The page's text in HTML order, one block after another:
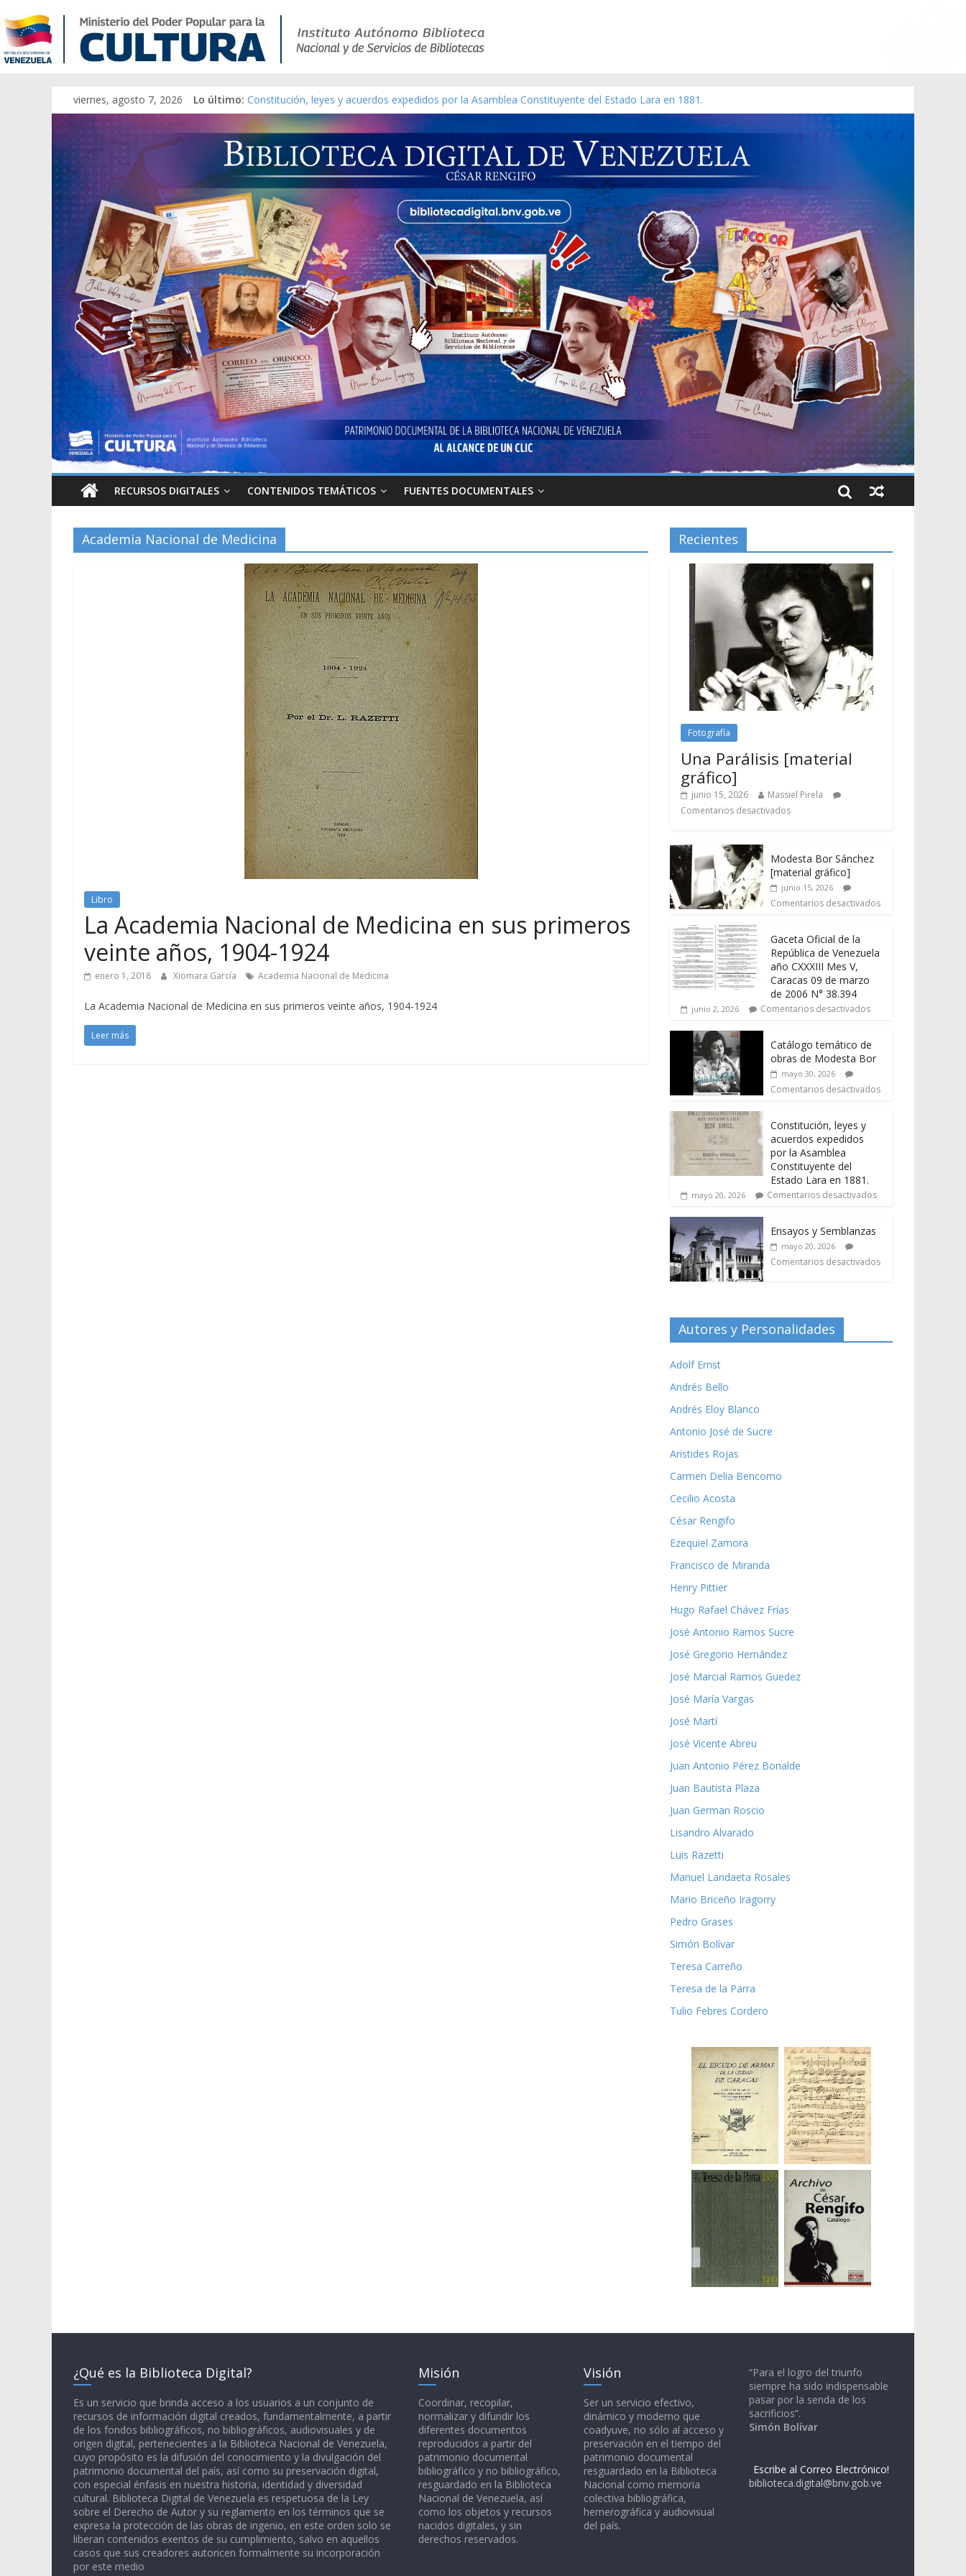
viernes, agosto 7, 2026 Lo último: Constitución, leyes y acuerdos expedidos por la Asamblea Constituyente del Estado Lara en 1881.
Una Parálisis [material gráfico]
Modesta Bor Sánchez [material gráfico]
Gaceta Oficial de la República de Venezuela año CXXXIII Mes V, Caracas 09 de marzo de 2006 N° 38.394
Catálogo temático de obras de Modesta Bor
RECURSOS DIGITALES CONTENIDOS TEMÁTICOS FUENTES DOCUMENTALES
Academia Nacional de Medicina
Libro
La Academia Nacional de Medicina en sus primeros
veinte años, 1904-1924
enero 1, 2018 Xiomara García Academia Nacional de Medicina
La Academia Nacional de Medicina en sus primeros veinte años, 1904-1924
Leer más
Recientes
Fotografía
Una Parálisis [material
gráfico]
junio 15, 2026
Massiel Pirela
Comentarios desactivados
Modesta Bor Sánchez
[material gráfico]
junio 15, 2026
Comentarios desactivados
Gaceta Oficial de la
República de Venezuela
año CXXXIII Mes V,
Caracas 09 de marzo
de 2006 N° 38.394
junio 2, 2026 Comentarios desactivados
Catálogo temático de
obras de Modesta Bor
mayo 30, 2026
Comentarios desactivados
Constitución, leyes y
acuerdos expedidos
por la Asamblea
Constituyente del
Estado Lara en 1881.
mayo 20, 2026 Comentarios desactivados
Ensayos y Semblanzas
mayo 20, 2026
Comentarios desactivados
Autores y Personalidades
Adolf Ernst
Andrés Bello
Andrés Eloy Blanco
Antonio José de Sucre
Aristides Rojas
Carmen Delia Bencomo
Cecilio Acosta
César Rengifo
Ezequiel Zamora
Francisco de Miranda
Henry Pittier
Hugo Rafael Chávez Frías
José Antonio Ramos Sucre
José Gregorio Hernández
José Marcial Ramos Guedez
José María Vargas
José Martí
José Vicente Abreu
Juan Antonio Pérez Bonalde
Juan Bautista Plaza
Juan German Roscio
Lisandro Alvarado
Luis Razetti
Manuel Landaeta Rosales
Mario Briceño Iragorry
Pedro Grases
Simón Bolívar
Teresa Carreño
Teresa de la Parra
Tulio Febres Cordero
¿Qué es la Biblioteca Digital?
Es un servicio que brinda acceso a los usuarios a un conjunto de
recursos de información digital creados, fundamentalmente, a partir
de los fondos bibliográficos, no bibliográficos, audiovisuales y de
origen digital, pertenecientes a la Biblioteca Nacional de Venezuela,
cuyo propósito es la difusión del conocimiento y la divulgación del
patrimonio documental del país, así como su preservación digital,
con especial énfasis en nuestra historia, identidad y diversidad
cultural. Biblioteca Digital de Venezuela es respetuosa de la Ley
sobre el Derecho de Autor y su reglamento en los términos que se
expresa la protección de las obras de ingenio, en este orden solo se
liberan contenidos exentos de su cumplimiento, salvo en aquellos
casos que sus creadores autoricen formalmente su incorporación
por este medio
Misión
Coordinar, recopilar,
normalizar y difundir los
diferentes documentos
reproducidos a partir del
patrimonio documental
bibliográfico y no bibliográfico,
resguardado en la Biblioteca
Nacional de Venezuela, así
como los objetos y recursos
nacidos digitales, y sin
derechos reservados.
Visión
Ser un servicio efectivo,
dinámico y moderno que
coadyuve, no sólo al acceso y
preservación en el tiempo del
patrimonio documental
resguardado en la Biblioteca
Nacional como memoria
colectiva bibliográfica,
hemerográfica y audiovisual
del país.
“Para el logro del triunfo
siempre ha sido indispensable
pasar por la senda de los
sacrificios”.
Simón Bolívar
Escribe al Correo Electrónico!
biblioteca.digital@bnv.gob.ve